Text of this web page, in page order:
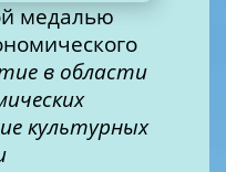
медалью
в области
культурных